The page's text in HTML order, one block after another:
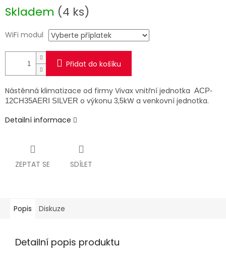
cena:
Skladem (4 ks)
WiFi modul
Přidat do košíku
Nástěnná klimatizace od firmy Vivax vnitřní jednotka ACP-
12CH35AERI SILVER o výkonu 3,5kW a venkovní jednotka.
Detailní informace
ZEPTAT SE SDÍLET
Popis Diskuze
Detailní popis produktu